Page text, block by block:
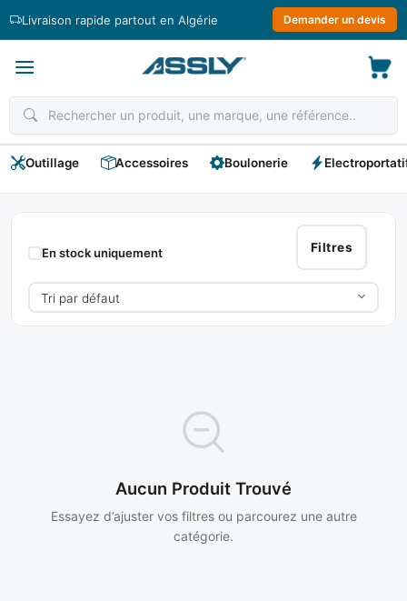
Livraison rapide partout en Algérie Demander un devis
Outillage Accessoires Boulonerie
Manomètres
Filtres
En stock uniquement
Aucun Produit Trouvé
Essayez d’ajuster vos filtres ou parcourez une autre
catégorie.